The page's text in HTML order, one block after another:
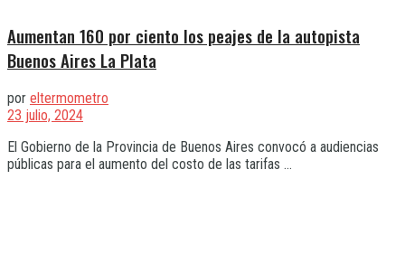
Aumentan 160 por ciento los peajes de la autopista
Buenos Aires La Plata
por eltermometro
23 julio, 2024
El Gobierno de la Provincia de Buenos Aires convocó a audiencias
públicas para el aumento del costo de las tarifas ...